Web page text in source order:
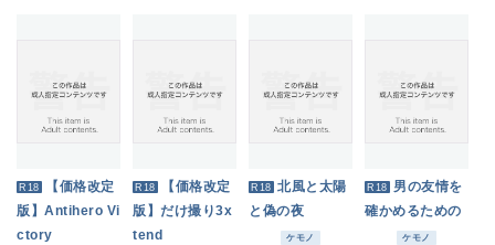
R18 【価格改定
版】Antihero Vi
ctory
R18 【価格改定
版】だけ撮り3x
tend
R18 北風と太陽
と偽の夜
ケモノ
R18 男の友情を
確かめるための
ケモノ